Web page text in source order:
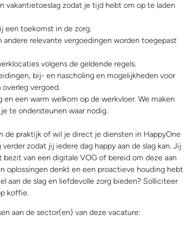
vakantietoeslag zodat je tijd hebt om op te laden
een toekomst in de zorg.
relevante vergoedingen worden toegepast
volgens de geldende regels.
bij- en nascholing en mogelijkheden voor
vergoed.
een warm welkom op de werkvloer. We maken
te ondersteunen waar nodig.
de praktijk of wil je direct je diensten in HappyOne
zodat jij iedere dag happy aan de slag kan. Jij
van een digitale VOG of bereid om deze aan
oplossingen denkt en een proactieve houding hebt
aan de slag en liefdevolle zorg bieden? Solliciteer
koffie.
aan de sector(en) van deze vacature: